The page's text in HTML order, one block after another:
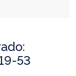
53